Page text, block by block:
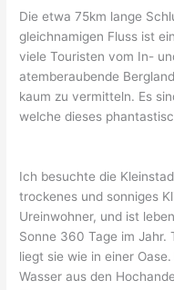
Die etwa 75km lange
gleichnamigen Fluss ist
viele Touristen vom In-
atemberaubende
kaum zu vermitteln. Es
welche dieses
Ich besuchte die
trockenes und sonniges
Ureinwohner, und ist
Sonne 360 Tage im Jahr.
liegt sie wie in einer
Wasser aus den